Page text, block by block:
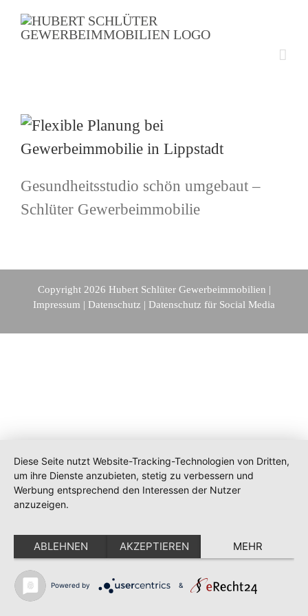
Zum
Inhalt
Gesundheitsstudio schön umgebaut –
Schlüter Gewerbeimmobilie
Copyright 2026 Hubert Schlüter Gewerbeimmobilien |
Impressum | Datenschutz | Datenschutz für Social Media
Diese Seite nutzt Website-Tracking-Technologien von Dritten,
um ihre Dienste anzubieten, stetig zu verbessern und
Werbung entsprechend den Interessen der Nutzer
anzuzeigen.
ABLEHNEN AKZEPTIEREN MEHR
Powered by &